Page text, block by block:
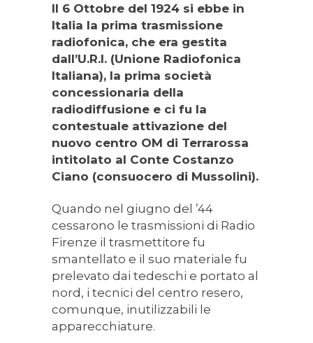
Il 6 Ottobre del 1924 si ebbe in
Italia la prima trasmissione
radiofonica, che era gestita
dall’U.R.I. (Unione Radiofonica
Italiana), la prima società
concessionaria della
radiodiffusione e ci fu la
contestuale attivazione del
nuovo centro OM di Terrarossa
intitolato al Conte Costanzo
Ciano (consuocero di Mussolini).
Quando nel giugno del ’44
cessarono le trasmissioni di Radio
Firenze il trasmettitore fu
smantellato e il suo materiale fu
prelevato dai tedeschi e portato al
nord, i tecnici del centro resero,
comunque, inutilizzabili le
apparecchiature.